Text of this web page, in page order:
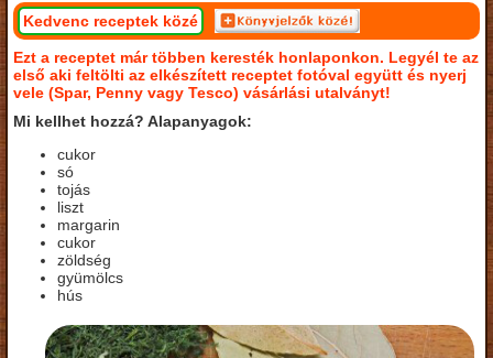
Kedvenc receptek közé
Ezt a receptet már többen keresték honlaponkon. Legyél te az
első aki feltölti az elkészített receptet fotóval együtt és nyerj
vele (Spar, Penny vagy Tesco) vásárlási utalványt!
Mi kellhet hozzá? Alapanyagok:
cukor
só
tojás
liszt
margarin
cukor
zöldség
gyümölcs
hús